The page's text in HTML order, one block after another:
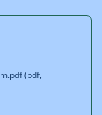
(pdf,